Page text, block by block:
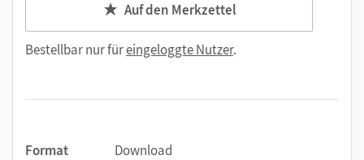
Auf den Merkzettel
Bestellbar nur füreingeloggte Nutzer.
Format
Download